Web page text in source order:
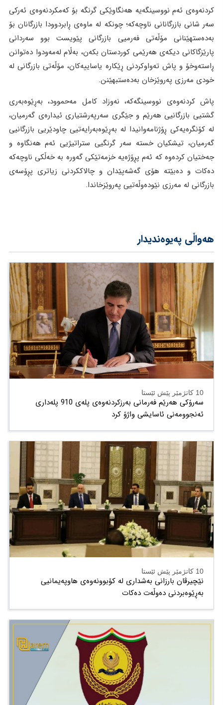
کردنەوەی ئەم نووسینگەیە هەنگاوێکی گرنگە بۆ کەمکردنەوەی ئەرکی
سەر شانی بازرگانانی ناوچەکە؛ چونکە لە ماوەی ڕابردوودا بازرگانان بۆ
بەدەستهێنانی مۆڵەتی فەرمیی بازرگانی پێویست بوو سەردانی
پارێزگاکانی دیکەی هەرێمی کوردستان بکەن، بەڵام لەمەودوا دەتوانن
ڕاستەوخۆ و پاش تەواوکردنی ڕێکارە یاساییەکان، مۆڵەتی بازرگانی لە
خودی مەرزی پەروێزخان بەدەستبهێنن.
پاش کردنەوەی نووسینگەکە، نەوزاد کامل مەحموود، بەڕێوەبەری
گشتیی بازرگانیی هەرێم و جێگری سەرپەرشتیاری ئیدارەی گەرمیان،
لە کۆنگرەیەکی ڕۆژنامەوانیدا لە بەڕێوەبەرایەتیی چاودێریی بازرگانیی
گەرمیان، تیشکیان خستە سەر گرنگیی ستراتیژیی ئەم هەنگاوە و
جەختیان کردەوە کە ئەم پڕۆژەیە خزمەتێکی گەورە بە خەڵکی ناوچەکە
دەکات و دەبێتە هۆی گەشەپێدان و چالاککردنی زیاتری پڕۆسەی
بازرگانی لە مەرزی نێودەوڵەتیی پەروێزخاندا.
هەواڵی پەیوەندیدار
10 کاتژمێر پێش ئێستا
سەرۆکی هەرێم فەرمانی بەرزکردنەوەی پلەی 910 پلەداری
ئەنجوومەنی ئاسایشی واژۆ کرد
10 کاتژمێر پێش ئێستا
نێچیرڤان بارزانی بەشداری لە کۆبوونەوەی هاوپەیمانیی
بەڕێوەبردنی دەوڵەت دەكات